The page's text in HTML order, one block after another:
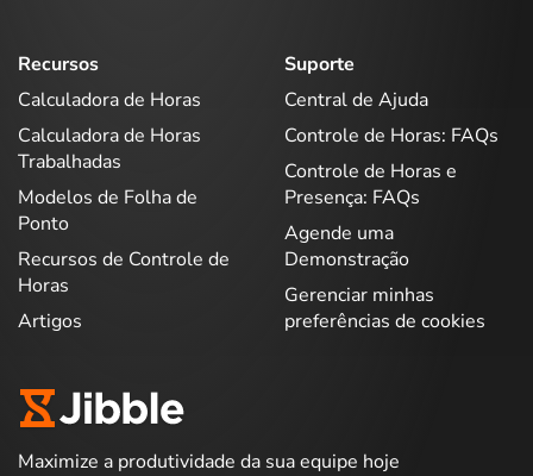
Recursos
Calculadora de Horas
Calculadora de Horas
Trabalhadas
Modelos de Folha de
Ponto
Recursos de Controle de
Horas
Artigos
Suporte
Central de Ajuda
Controle de Horas: FAQs
Controle de Horas e
Presença: FAQs
Agende uma
Demonstração
Gerenciar minhas
preferências de cookies
Maximize a produtividade da sua equipe hoje